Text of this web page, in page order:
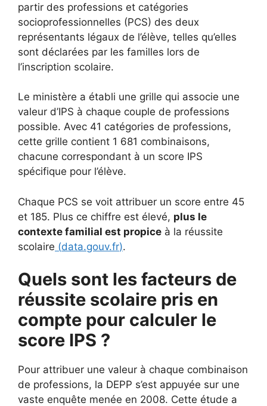
partir des professions et catégories
socioprofessionnelles (PCS) des deux
représentants légaux de l’élève, telles qu’elles
sont déclarées par les familles lors de
l’inscription scolaire.
Le ministère a établi une grille qui associe une
valeur d’IPS à chaque couple de professions
possible. Avec 41 catégories de professions,
cette grille contient 1 681 combinaisons,
chacune correspondant à un score IPS
spécifique pour l’élève.
Chaque PCS se voit attribuer un score entre 45
et 185. Plus ce chiffre est élevé, plus le
contexte familial est propice à la réussite
scolaire (data.gouv.fr).
Quels sont les facteurs de
réussite scolaire pris en
compte pour calculer le
score IPS ?
Pour attribuer une valeur à chaque combinaison
de professions, la DEPP s’est appuyée sur une
vaste enquête menée en 2008. Cette étude a